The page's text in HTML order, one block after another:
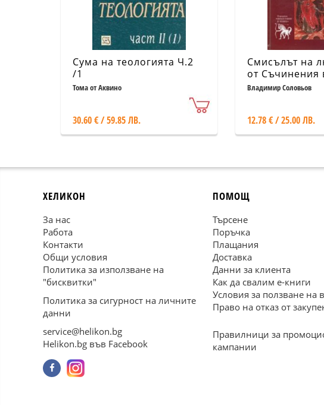
Сума на теологията Ч.2
/1
Тома от Аквино
30.60 € / 59.85 ЛВ.
Смисълът на
от Съчинения
Владимир Соловьов
12.78 € / 25.00 ЛВ.
ХЕЛИКОН
За нас
Работа
Контакти
Общи условия
Политика за използване на
"бисквитки"
Политика за сигурност на личните
данни
service@helikon.bg
Helikon.bg във Facebook
ПОМОЩ
Търсене
Поръчка
Плащания
Доставка
Данни за клиента
Как да свалим е-книги
Условия за ползване на
Право на отказ от
Правилници за
кампании